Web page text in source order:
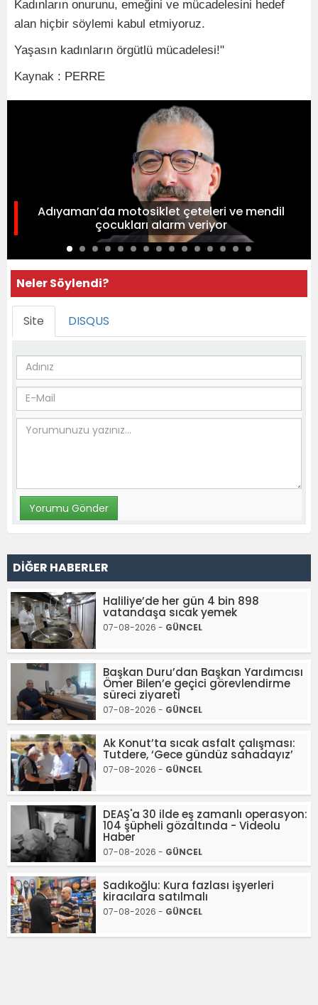
Kadınların onurunu, emeğini ve mücadelesini hedef
alan hiçbir söylemi kabul etmiyoruz.
Yaşasın kadınların örgütlü mücadelesi!"
Kaynak : PERRE
Adıyaman’da motosiklet çeteleri ve mendil
çocukları alarm veriyor
Neler Söylendi?
Site DISQUS
DİĞER HABERLER
Haliliye’de her gün 4 bin 898
vatandaşa sıcak yemek
07-08-2026 - GÜNCEL
Başkan Duru’dan Başkan Yardımcısı
Ömer Bilen’e geçici görevlendirme
süreci ziyareti
07-08-2026 - GÜNCEL
Ak Konut’ta sıcak asfalt çalışması:
Tutdere, ‘Gece gündüz sahadayız’
07-08-2026 - GÜNCEL
DEAŞ'a 30 ilde eş zamanlı operasyon:
104 şüpheli gözaltında - Videolu
Haber
07-08-2026 - GÜNCEL
Sadıkoğlu: Kura fazlası işyerleri
kiracılara satılmalı
07-08-2026 - GÜNCEL